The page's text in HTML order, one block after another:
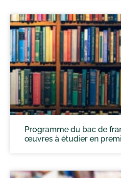
Programme du bac de
œuvres à étudier en